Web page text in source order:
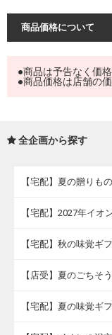
商品価格について
●商品は予告なく価
●商品価格は店舗の
全企画から探す
【宅配】夏の贈りもの
【宅配】2027年イオ
【宅配】秋の味覚ギ
【店受】夏のごちそ
【宅配】夏の味覚ギ